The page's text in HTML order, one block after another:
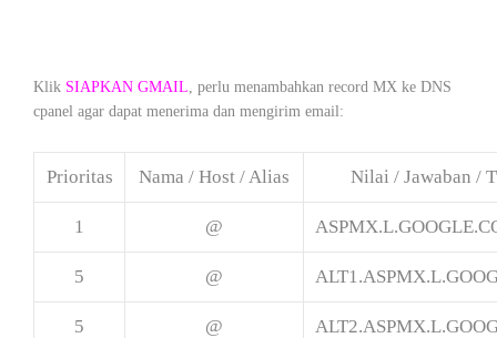
Klik SIAPKAN GMAIL, perlu menambahkan record MX ke DNS
cpanel agar dapat menerima dan mengirim email:
Prioritas Nama / Host / Alias Nilai / Jawaban /
1 @
5 @
5 @